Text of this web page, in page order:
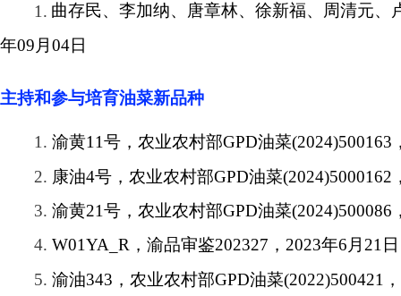
1. 曲存民、李加纳、唐章林、徐新福、周清元
年09 月 04日
主持和参与培育油菜新品种
1. 渝黄11号，农业农村部GPD油菜(2024)500163
2. 康油4号，农业农村部GPD油菜(2024)5000162
3. 渝黄21号，农业农村部GPD油菜(2024)500086
4. W01YA_R，渝品审鉴202327 ， 2023年6月 21
5. 渝油343 ，农业农村部GPD油菜(2022)500421 ，